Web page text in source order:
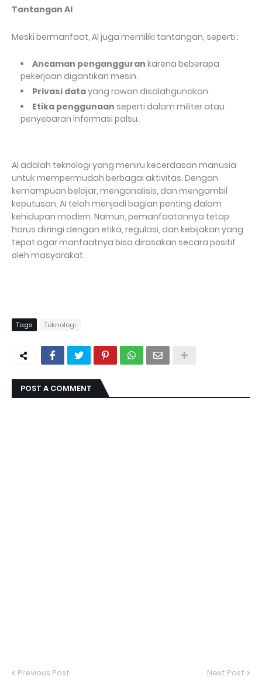
Tantangan AI
Meski bermanfaat, AI juga memiliki tantangan, seperti :
Ancaman pengangguran karena beberapa
pekerjaan digantikan mesin.
Privasi datayang rawan disalahgunakan.
Etika penggunaan seperti dalam militer atau
penyebaran informasi palsu.
AI adalah teknologi yang meniru kecerdasan manusia
untuk mempermudah berbagai aktivitas. Dengan
kemampuan belajar, menganalisis, dan mengambil
keputusan, AI telah menjadi bagian penting dalam
kehidupan modern. Namun, pemanfaatannya tetap
harus diiringi dengan etika, regulasi, dan kebijakan yang
tepat agar manfaatnya bisa dirasakan secara positif
oleh masyarakat.
Tags Teknologi
POST A COMMENT
Previous Post Next Post